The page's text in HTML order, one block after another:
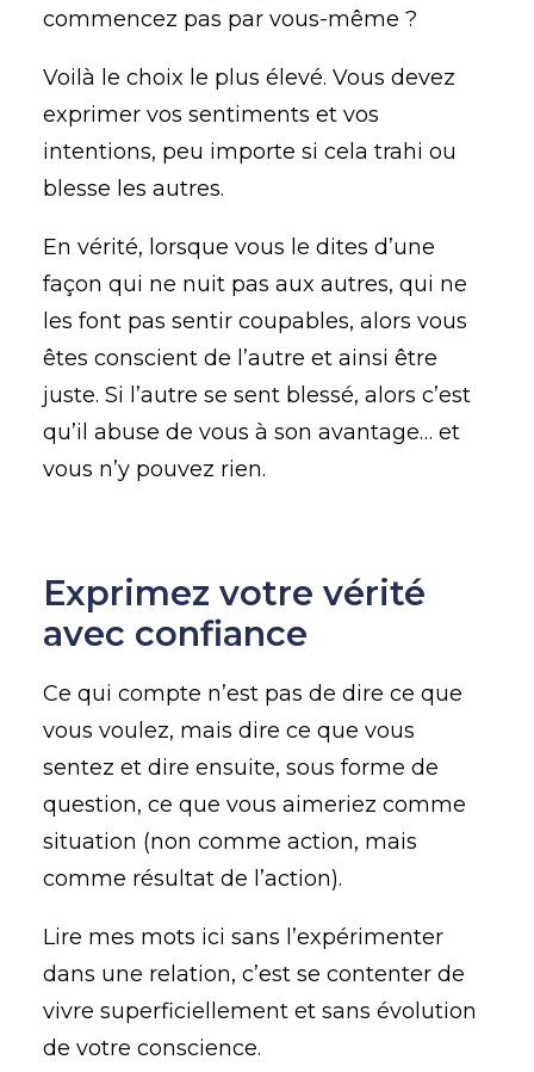
commencez pas par vous-même ?
Voilà le choix le plus élevé. Vous devez
exprimer vos sentiments et vos
intentions, peu importe si cela trahi ou
blesse les autres.
En vérité, lorsque vous le dites d’une
façon qui ne nuit pas aux autres, qui ne
les font pas sentir coupables, alors vous
êtes conscient de l’autre et ainsi être
juste. Si l’autre se sent blessé, alors c’est
qu’il abuse de vous à son avantage… et
vous n’y pouvez rien.
Exprimez votre vérité
avec confiance
Ce qui compte n’est pas de dire ce que
vous voulez, mais dire ce que vous
sentez et dire ensuite, sous forme de
question, ce que vous aimeriez comme
situation (non comme action, mais
comme résultat de l’action).
Lire mes mots ici sans l’expérimenter
dans une relation, c’est se contenter de
vivre superficiellement et sans évolution
de votre conscience.